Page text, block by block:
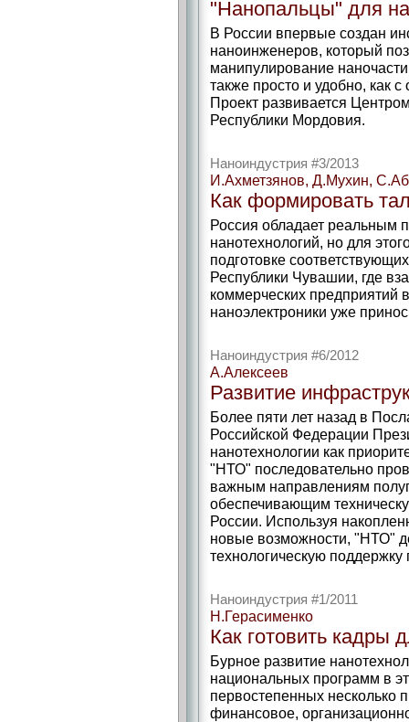
"Нанопальцы" для
В России впервые создан
наноинженеров, который
манипулирование
также просто и удобно, как
Проект развивается
Республики Мордовия.
Наноиндустрия #3/2013
И.Ахметзянов, Д.Мухин,
Как формировать
Россия обладает реальным
нанотехнологий, но для
подготовке
Республики Чувашии, где
коммерческих предприятий
наноэлектроники уже
Наноиндустрия #6/2012
А.Алексеев
Развитие
Более пяти лет назад в
Российской Федерации
нанотехнологии как
"НТО" последовательно
важным направлениям
обеспечивающим
России. Используя
новые возможности, "НТО"
технологическую поддержку
Наноиндустрия #1/2011
Н.Герасименко
Как готовить кадры
Бурное развитие
национальных программ в
первостепенных несколько
финансовое,